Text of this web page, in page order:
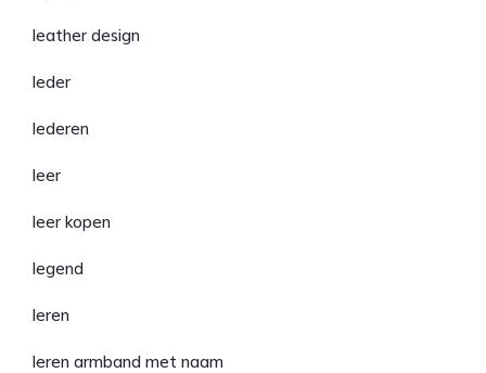
leather design
leder
lederen
leer
leer kopen
legend
leren
leren armband met naam